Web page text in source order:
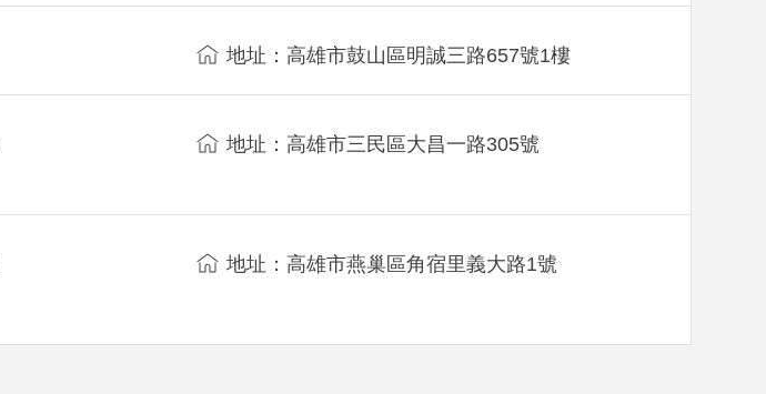
地址：高雄市鼓山區明誠三路657號1樓
地址：高雄市三民區大昌一路305號
地址：高雄市燕巢區角宿里義大路1號